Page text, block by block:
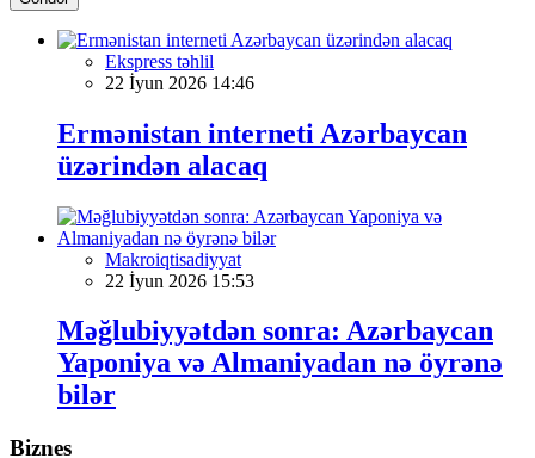
Ekspress təhlil
22 İyun 2026 14:46
Ermənistan interneti Azərbaycan
üzərindən alacaq
Makroiqtisadiyyat
22 İyun 2026 15:53
Məğlubiyyətdən sonra: Azərbaycan
Yaponiya və Almaniyadan nə öyrənə
bilər
Biznes